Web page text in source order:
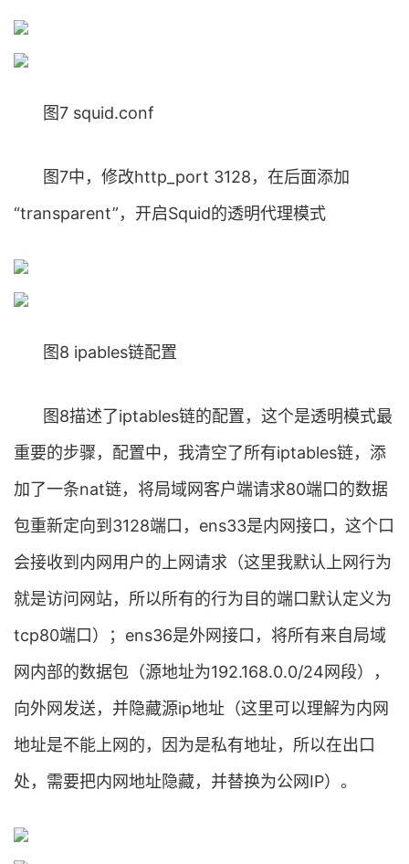
图7 squid.conf
图7中，修改http_port 3128，在后面添加
“transparent”，开启Squid的透明代理模式
图8 ipables链配置
图8描述了iptables链的配置，这个是透明模式最
重要的步骤，配置中，我清空了所有iptables链，添
加了一条nat链，将局域网客户端请求80端口的数据
包重新定向到3128端口，ens33是内网接口，这个口
会接收到内网用户的上网请求（这里我默认上网行为
就是访问网站，所以所有的行为目的端口默认定义为
tcp80端口）；ens36是外网接口，将所有来自局域
网内部的数据包（源地址为192.168.0.0/24网段），
向外网发送，并隐藏源ip地址（这里可以理解为内网
地址是不能上网的，因为是私有地址，所以在出口
处，需要把内网地址隐藏，并替换为公网IP）。